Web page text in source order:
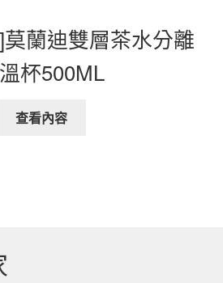
蘭迪雙層茶水分離
杯500ML
查看內容